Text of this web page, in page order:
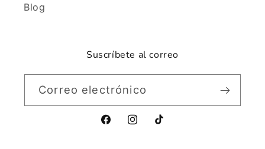
Blog
Suscríbete al correo
Correo electrónico
FacebookInstagram
TikTok